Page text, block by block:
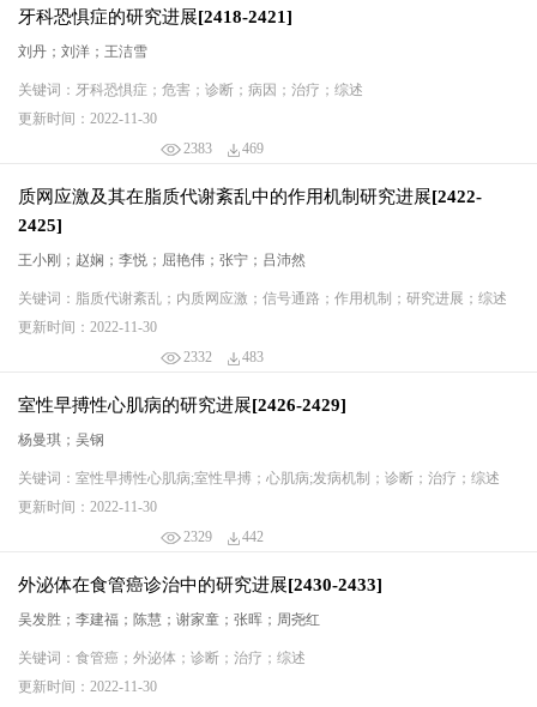
牙科恐惧症的研究进展[2418-2421]
刘丹；刘洋；王洁雪
关键词：牙科恐惧症；危害；诊断；病因；治疗；综述
2383 469
更新时间：2022-11-30
质网应激及其在脂质代谢紊乱中的作用机制研究进展[2422-
2425]
王小刚；赵娴；李悦；屈艳伟；张宁；吕沛然
关键词：脂质代谢紊乱；内质网应激；信号通路；作用机制；研究进展；综述
2332 483
更新时间：2022-11-30
室性早搏性心肌病的研究进展[2426-2429]
杨曼琪；吴钢
关键词：室性早搏性心肌病;室性早搏；心肌病;发病机制；诊断；治疗；综述
2329 442
更新时间：2022-11-30
外泌体在食管癌诊治中的研究进展[2430-2433]
吴发胜；李建福；陈慧；谢家童；张晖；周尧红
关键词：食管癌；外泌体；诊断；治疗；综述
更新时间：2022-11-30